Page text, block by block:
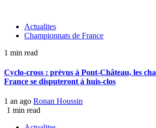
Actualites
Championnats de France
1 min read
Cyclo-cross : prévus à Pont-Château, les
France se disputeront à huis-clos
1 an ago Ronan Houssin
1 min read